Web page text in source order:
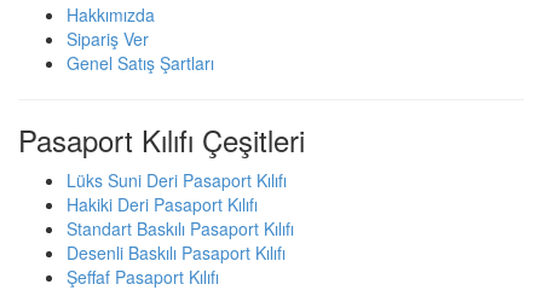
Hakkımızda
Sipariş Ver
Genel Satış Şartları
Pasaport Kılıfı Çeşitleri
Lüks Suni Deri Pasaport Kılıfı
Hakiki Deri Pasaport Kılıfı
Standart Baskılı Pasaport Kılıfı
Desenli Baskılı Pasaport Kılıfı
Şeffaf Pasaport Kılıfı